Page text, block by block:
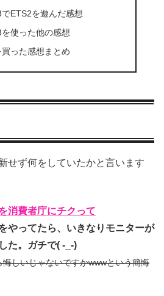
ETS2を遊んだ感想
使った他の感想
った感想まとめ
せず何をしていたかと言います
消費者庁にチクって
やってたら、いきなりモニターが
た。ガチで( -_-)
しいじゃないですかwwwという簡悔